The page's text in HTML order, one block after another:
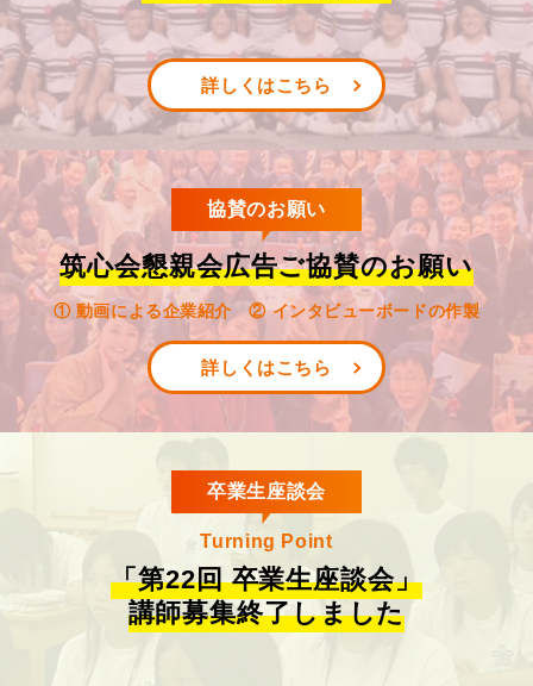
詳しくはこちら
協賛のお願い
筑心会懇親会広告ご協賛のお願い
① 動画による企業紹介 ② インタビューボードの作製
詳しくはこちら
卒業生座談会
Turning Point
「第22回 卒業生座談会」
講師募集終了しました